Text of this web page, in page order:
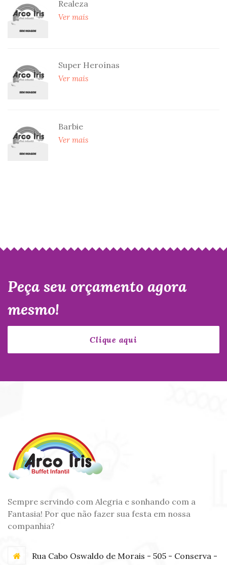
Realeza
Ver mais
Super Heroínas
Ver mais
Barbie
Ver mais
Peça seu orçamento agora
mesmo!
Sempre servindo com Alegria e sonhando com a
Fantasia! Por que não fazer sua festa em nossa
companhia?
Rua Cabo Oswaldo de Morais - 505 - Conserva -